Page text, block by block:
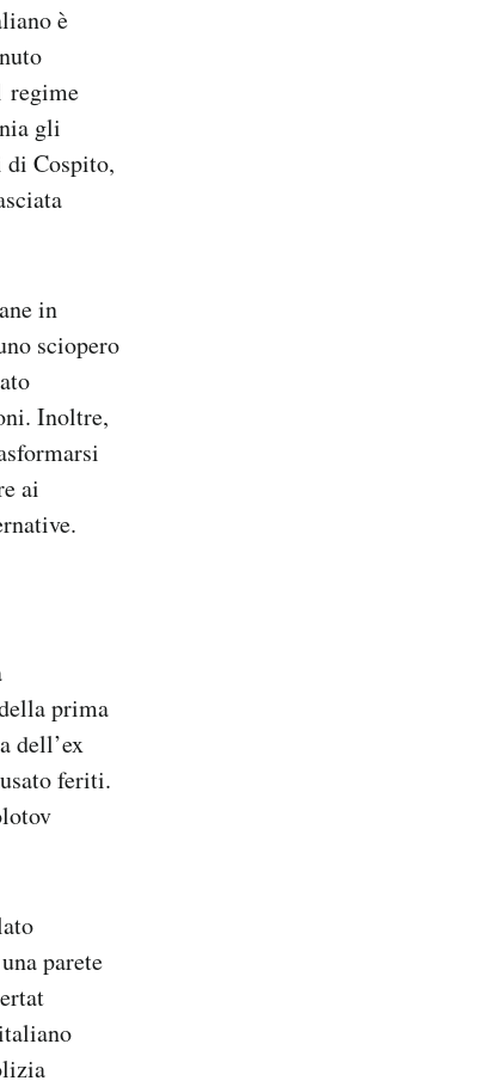
è
regime
gli
di Cospito,
in
sciopero
Inoltre,
ai
prima
dell’ex
feriti.
parete